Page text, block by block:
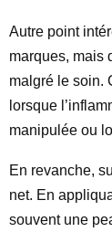
Autre point
marques, mais
malgré le soin.
lorsque
manipulée ou
En revanche,
net. En
souvent une